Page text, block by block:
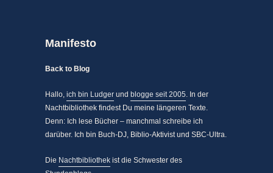
Manifesto
Back to Blog
Hallo, ich bin Ludger und blogge seit 2005. In der
Nachtbibliothek findest Du meine längeren Texte.
Denn: Ich lese Bücher – manchmal schreibe ich
darüber. Ich bin Buch-DJ, Biblio-Aktivist und SBC-Ultra.
Die Nachtbibliothek ist die Schwester des